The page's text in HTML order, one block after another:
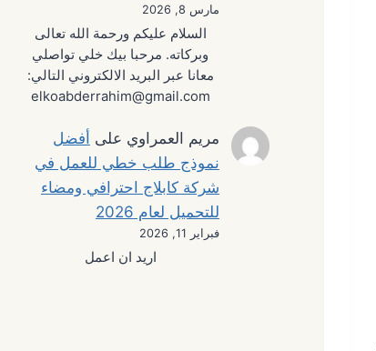
مارس 8, 2026
السلام عليكم ورحمة الله تعالى
وبركاته. مرحبا بيك خلي تواصلي
معانا عبر البريد الالكتروني التالي:
elkoabderrahim@gmail.com
مريم العمراوي على أفضل
نموذج طلب خطي للعمل في
شركة كابلاج احترافي ومضاء
للتحميل لعام 2026
فبراير 11, 2026
اريد ان اعمل